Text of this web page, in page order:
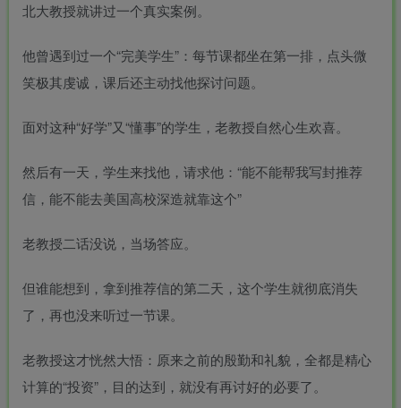
北大教授就讲过一个真实案例。
他曾遇到过一个“完美学生”：每节课都坐在第一排，点头微
笑极其虔诚，课后还主动找他探讨问题。
面对这种“好学”又“懂事”的学生，老教授自然心生欢喜。
然后有一天，学生来找他，请求他：“能不能帮我写封推荐
信，能不能去美国高校深造就靠这个”
老教授二话没说，当场答应。
但谁能想到，拿到推荐信的第二天，这个学生就彻底消失
了，再也没来听过一节课。
老教授这才恍然大悟：原来之前的殷勤和礼貌，全都是精心
计算的“投资”，目的达到，就没有再讨好的必要了。